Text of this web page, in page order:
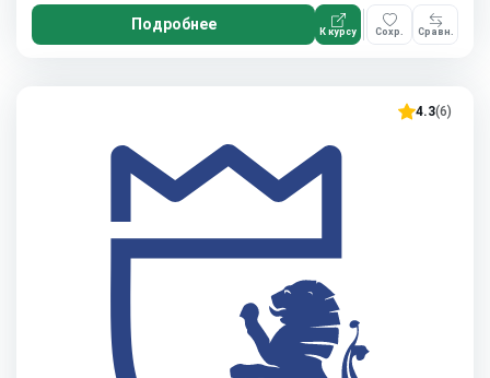
Подробнее К курсу Сохр. Сравн.
4.3(6)